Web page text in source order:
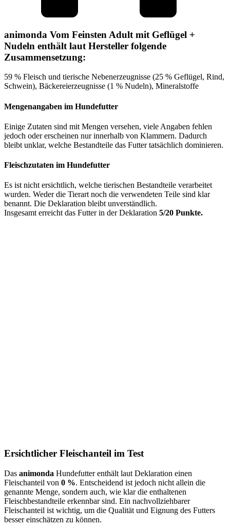
animonda Vom Feinsten Adult mit Geflügel +
Nudeln enthält laut Hersteller folgende
Zusammensetzung:
59 % Fleisch und tierische Nebenerzeugnisse (25 % Geflügel, Rind,
Schwein), Bäckereierzeugnisse (1 % Nudeln), Mineralstoffe
Mengenangaben im Hundefutter
Einige Zutaten sind mit Mengen versehen, viele Angaben fehlen
jedoch oder erscheinen nur innerhalb von Klammern. Dadurch
bleibt unklar, welche Bestandteile das Futter tatsächlich dominieren.
Fleischzutaten im Hundefutter
Es ist nicht ersichtlich, welche tierischen Bestandteile verarbeitet
wurden. Weder die Tierart noch die verwendeten Teile sind klar
benannt. Die Deklaration bleibt unverständlich.
Insgesamt erreicht das Futter in der Deklaration 5/20 Punkte.
Ersichtlicher Fleischanteil im Test
Das animonda Hundefutter enthält laut Deklaration einen
Fleischanteil von 0 %. Entscheidend ist jedoch nicht allein die
genannte Menge, sondern auch, wie klar die enthaltenen
Fleischbestandteile erkennbar sind. Ein nachvollziehbarer
Fleischanteil ist wichtig, um die Qualität und Eignung des Futters
besser einschätzen zu können.